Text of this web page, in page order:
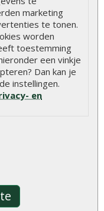
marketing
te tonen.
worden
toestemming
een vinkje
Dan kan je
instellingen.
en